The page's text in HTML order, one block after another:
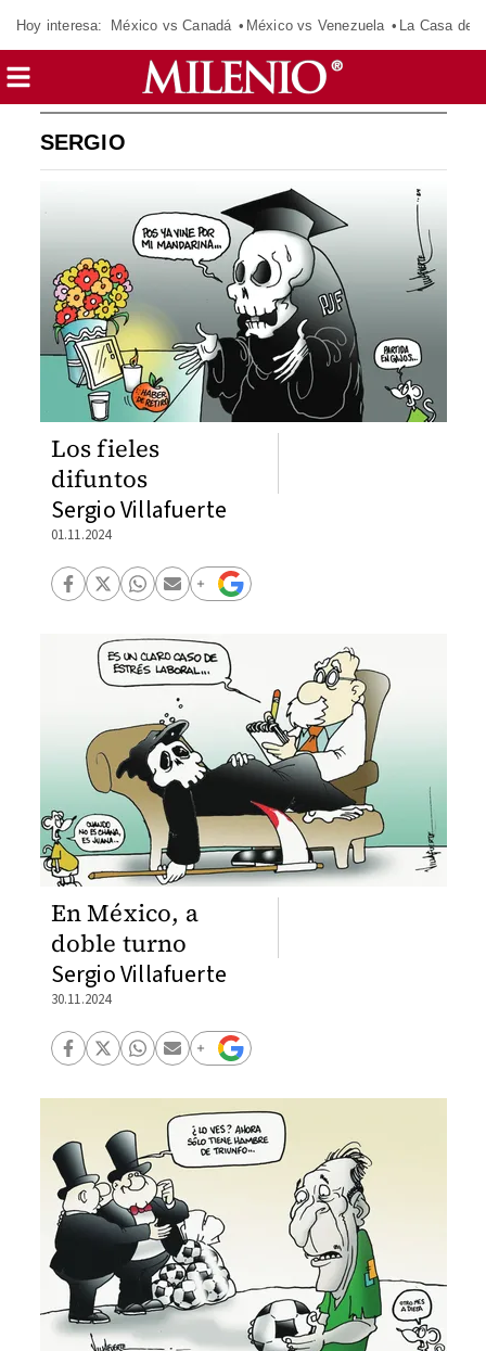
Hoy interesa: México vs Canadá México vs Venezuela La Casa de
SERGIO
Los fieles
difuntos
Sergio Villafuerte
01.11.2024
En México, a
doble turno
Sergio Villafuerte
30.11.2024